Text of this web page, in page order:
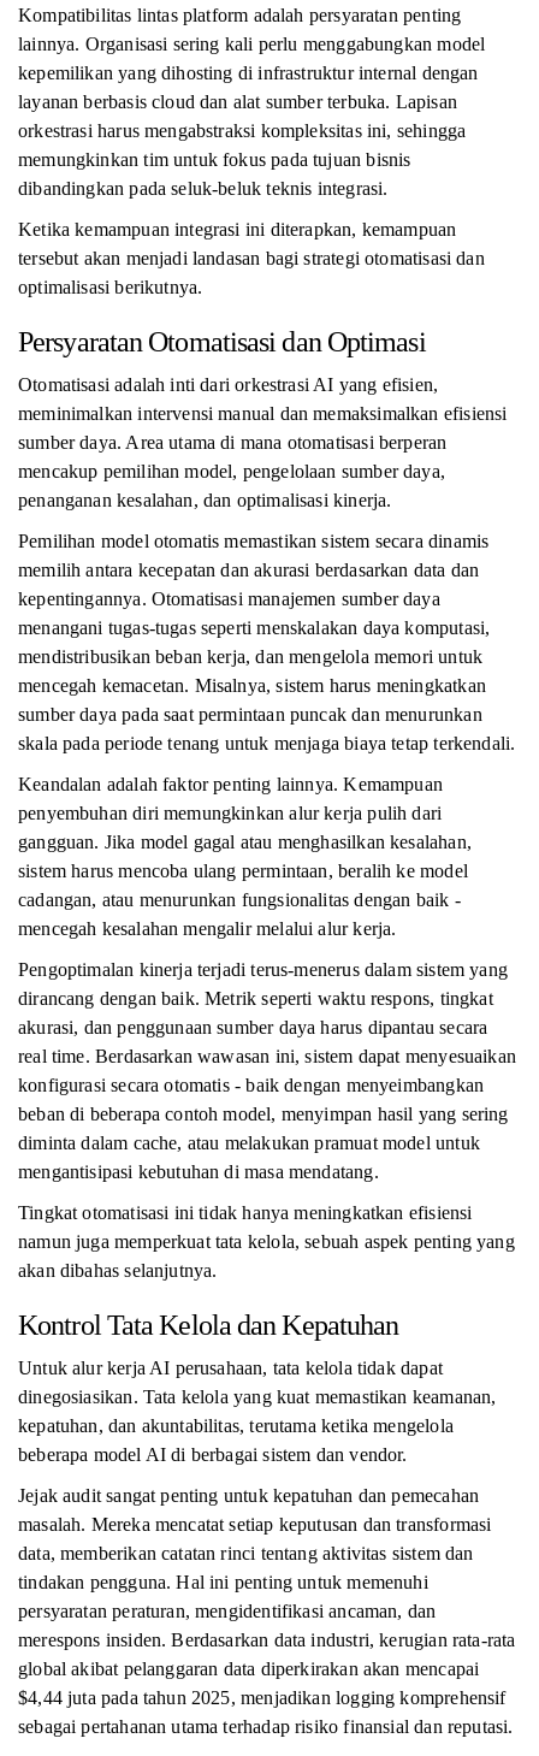
Kompatibilitas lintas platform adalah persyaratan penting
lainnya. Organisasi sering kali perlu menggabungkan model
kepemilikan yang dihosting di infrastruktur internal dengan
layanan berbasis cloud dan alat sumber terbuka. Lapisan
orkestrasi harus mengabstraksi kompleksitas ini, sehingga
memungkinkan tim untuk fokus pada tujuan bisnis
dibandingkan pada seluk-beluk teknis integrasi.
Ketika kemampuan integrasi ini diterapkan, kemampuan
tersebut akan menjadi landasan bagi strategi otomatisasi dan
optimalisasi berikutnya.
Persyaratan Otomatisasi dan Optimasi
Otomatisasi adalah inti dari orkestrasi AI yang efisien,
meminimalkan intervensi manual dan memaksimalkan efisiensi
sumber daya. Area utama di mana otomatisasi berperan
mencakup pemilihan model, pengelolaan sumber daya,
penanganan kesalahan, dan optimalisasi kinerja.
Pemilihan model otomatis memastikan sistem secara dinamis
memilih antara kecepatan dan akurasi berdasarkan data dan
kepentingannya. Otomatisasi manajemen sumber daya
menangani tugas-tugas seperti menskalakan daya komputasi,
mendistribusikan beban kerja, dan mengelola memori untuk
mencegah kemacetan. Misalnya, sistem harus meningkatkan
sumber daya pada saat permintaan puncak dan menurunkan
skala pada periode tenang untuk menjaga biaya tetap terkendali.
Keandalan adalah faktor penting lainnya. Kemampuan
penyembuhan diri memungkinkan alur kerja pulih dari
gangguan. Jika model gagal atau menghasilkan kesalahan,
sistem harus mencoba ulang permintaan, beralih ke model
cadangan, atau menurunkan fungsionalitas dengan baik -
mencegah kesalahan mengalir melalui alur kerja.
Pengoptimalan kinerja terjadi terus-menerus dalam sistem yang
dirancang dengan baik. Metrik seperti waktu respons, tingkat
akurasi, dan penggunaan sumber daya harus dipantau secara
real time. Berdasarkan wawasan ini, sistem dapat menyesuaikan
konfigurasi secara otomatis - baik dengan menyeimbangkan
beban di beberapa contoh model, menyimpan hasil yang sering
diminta dalam cache, atau melakukan pramuat model untuk
mengantisipasi kebutuhan di masa mendatang.
Tingkat otomatisasi ini tidak hanya meningkatkan efisiensi
namun juga memperkuat tata kelola, sebuah aspek penting yang
akan dibahas selanjutnya.
Kontrol Tata Kelola dan Kepatuhan
Untuk alur kerja AI perusahaan, tata kelola tidak dapat
dinegosiasikan. Tata kelola yang kuat memastikan keamanan,
kepatuhan, dan akuntabilitas, terutama ketika mengelola
beberapa model AI di berbagai sistem dan vendor.
Jejak audit sangat penting untuk kepatuhan dan pemecahan
masalah. Mereka mencatat setiap keputusan dan transformasi
data, memberikan catatan rinci tentang aktivitas sistem dan
tindakan pengguna. Hal ini penting untuk memenuhi
persyaratan peraturan, mengidentifikasi ancaman, dan
merespons insiden. Berdasarkan data industri, kerugian rata-rata
global akibat pelanggaran data diperkirakan akan mencapai
$4,44 juta pada tahun 2025, menjadikan logging komprehensif
sebagai pertahanan utama terhadap risiko finansial dan reputasi.